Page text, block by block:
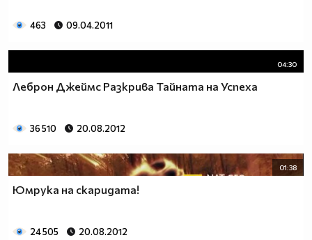
463 09.04.2011
04:30
Леброн Джеймс Разкрива Тайната на Успеха
36 510 20.08.2012
01:38
Юмрука на скаридата!
24 505 20.08.2012